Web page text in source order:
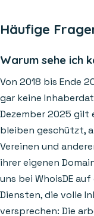
Häufige
Warum sehe ich
Von 2018 bis Ende
gar keine
Dezember 2025 gilt
bleiben geschützt,
Vereinen und
ihrer eigenen
uns bei WhoisDE
Diensten, die volle
versprechen: Die